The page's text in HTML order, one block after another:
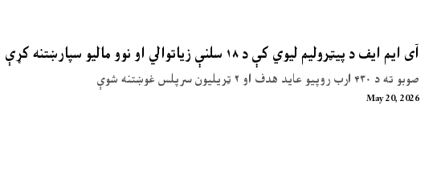
آی ایم ایف د پیټرولیم لیوي کې د ۱۸ سلنې زیاتوالي او نوو مالیو سپارښتنه کړې
صوبو ته د ۴۳۰ ارب روپیو عاید هدف او ۲ ټریلیون سرپلس غوښتنه شوې
May 20, 2026